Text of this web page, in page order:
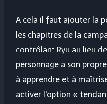
A cela il faut ajouter la
les chapitres de la
contrôlant Ryu au lieu
personnage a son
à apprendre et à
activer l'option «